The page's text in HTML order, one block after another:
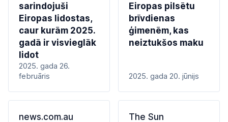
sarindojuši
Eiropas lidostas,
caur kurām 2025.
gadā ir visvieglāk
lidot
2025. gada 26.
februāris
Eiropas pilsētu
brīvdienas
ģimenēm, kas
neiztukšos maku
2025. gada 20. jūnijs
news.com.au
The Sun